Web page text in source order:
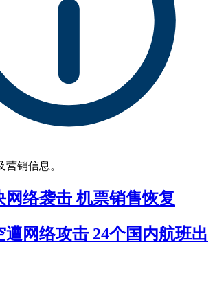
营销信息。
网络袭击 机票销售恢复
遭网络攻击 24个国内航班出